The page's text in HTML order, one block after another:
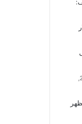
نوفمبر 22,